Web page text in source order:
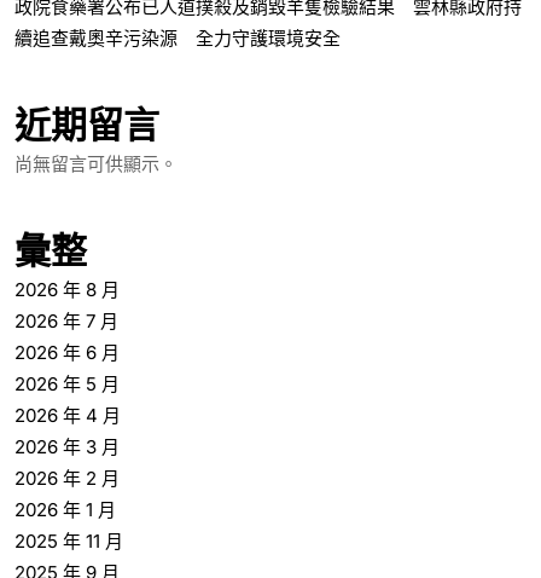
政院食藥署公布已人道撲殺及銷毀羊隻檢驗結果 雲林縣政府持
續追查戴奧辛污染源 全力守護環境安全
近期留言
尚無留言可供顯示。
彙整
2026 年 8 月
2026 年 7 月
2026 年 6 月
2026 年 5 月
2026 年 4 月
2026 年 3 月
2026 年 2 月
2026 年 1 月
2025 年 11 月
2025 年 9 月